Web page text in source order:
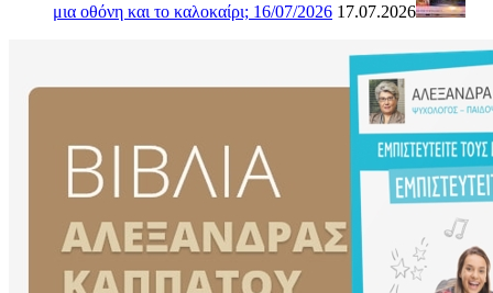
μια οθόνη και το καλοκαίρι; 16/07/2026 17.07.2026